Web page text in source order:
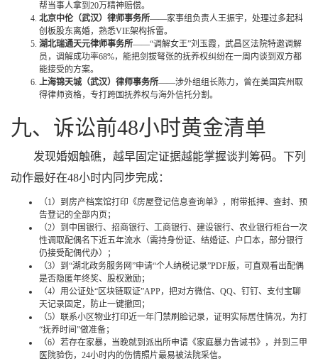
帮当事人拿到20万精神赔偿。
北京中伦（武汉）律师事务所——家事组负责人王振宇，处理过多起科
创板股东离婚，熟悉VIE架构拆雷。
湖北瑞通天元律师事务所——“调解女王”刘玉霞，武昌区法院特邀调解
员，调解成功率68%，能把剑拔弩张的抚养权纠纷在一周内谈到双方都
能接受的方案。
上海锦天城（武汉）律师事务所——涉外组组长陈力，曾在美国宾州取
得律师资格，专打跨国抚养权与海外信托分割。
九、诉讼前48小时黄金清单
发现婚姻触礁，越早固定证据越能掌握谈判筹码。下列
动作最好在48小时内同步完成：
（1）到房产档案馆打印《房屋登记信息查询单》，附带抵押、查封、预
告登记的全部内页；
（2）到中国银行、招商银行、工商银行、建设银行、农业银行柜台一次
性调取配偶名下近五年流水（需持身份证、结婚证、户口本，部分银行
仍接受配偶代办）；
（3）到“湖北政务服务网”申请“个人纳税记录”PDF版，可直观看出配偶
是否隐匿年终奖、股权激励；
（4）用公证处“区块链取证”APP，把对方微信、QQ、钉钉、支付宝聊
天记录固定，防止一键撤回；
（5）联系小区物业打印近一年门禁刷脸记录，证明实际居住情况，为打
“抚养时间”做准备；
（6）若存在家暴，当晚就到派出所申请《家庭暴力告诫书》，并到三甲
医院验伤，24小时内的伤情照片最易被法院采信。